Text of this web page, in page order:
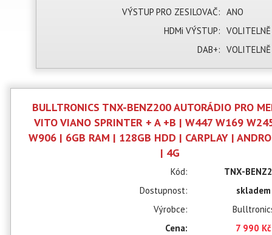
VÝSTUP PRO ZESILOVAČ: ANO
HDMi VÝSTUP: VOLITELNĚ
DAB+: VOLITELNĚ
BULLTRONICS TNX-BENZ200 AUTORÁDIO PRO
VITO VIANO SPRINTER + A +B | W447 W169
W906 | 6GB RAM | 128GB HDD | CARPLAY |
| 4G
Kód:
TNX-
Dostupnost:
skladem
Výrobce:
Cena:
7 990 Kč